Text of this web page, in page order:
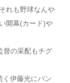
れも野球なんや
開幕(カード)や
の采配もチグ
伊藤光にバン